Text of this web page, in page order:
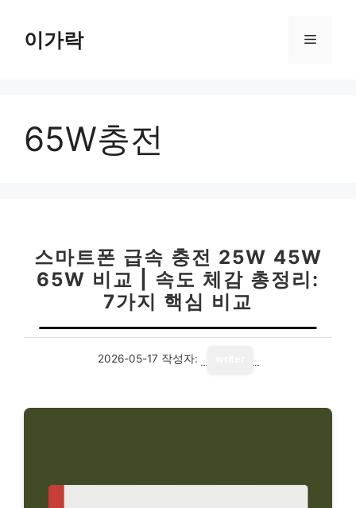
이가락 메
65W충전
스마트폰 급속 충전 25W 45W
65W 비교 | 속도 체감 총정리:
7가지 핵심 비교
2026-05-17 작성자: